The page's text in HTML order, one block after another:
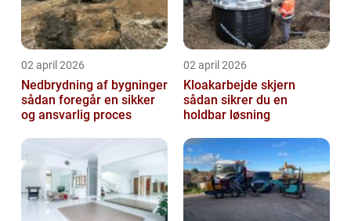
02 april 2026
Nedbrydning af bygninger
sådan foregår en sikker
og ansvarlig proces
02 april 2026
Kloakarbejde skjern
sådan sikrer du en
holdbar løsning